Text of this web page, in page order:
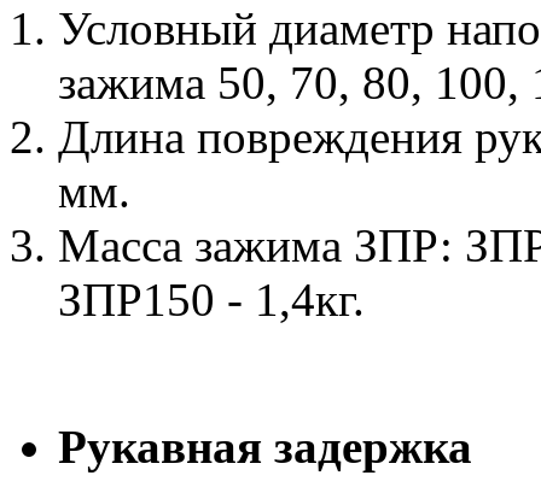
Условный диаметр
зажима 50, 70, 80,
Длина повреждения
мм.
Масса зажима ЗПР:
ЗПР150 - 1,4кг.
Рукавная задержка